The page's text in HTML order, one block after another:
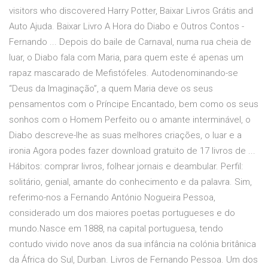
visitors who discovered Harry Potter, Baixar Livros Grátis and
Auto Ajuda. Baixar Livro A Hora do Diabo e Outros Contos -
Fernando ... Depois do baile de Carnaval, numa rua cheia de
luar, o Diabo fala com Maria, para quem este é apenas um
rapaz mascarado de Mefistófeles. Autodenominando-se
“Deus da Imaginação”, a quem Maria deve os seus
pensamentos com o Príncipe Encantado, bem como os seus
sonhos com o Homem Perfeito ou o amante interminável, o
Diabo descreve-lhe as suas melhores criações, o luar e a
ironia Agora podes fazer download gratuito de 17 livros de ...
Hábitos: comprar livros, folhear jornais e deambular. Perfil:
solitário, genial, amante do conhecimento e da palavra. Sim,
referimo-nos a Fernando António Nogueira Pessoa,
considerado um dos maiores poetas portugueses e do
mundo.Nasce em 1888, na capital portuguesa, tendo
contudo vivido nove anos da sua infância na colónia britânica
da África do Sul, Durban. Livros de Fernando Pessoa. Um dos